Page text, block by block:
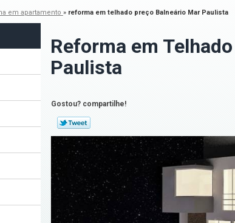
em apartamento » reforma em telhado preço Balneário Mar Paulista
Reforma em
Paulista
Gostou? compartilhe!